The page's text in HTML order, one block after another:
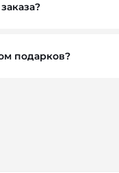
подарков?